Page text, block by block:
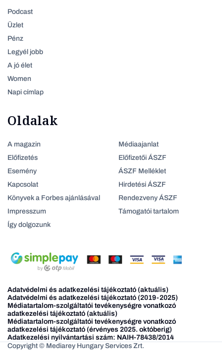
Podcast
Üzlet
Pénz
Legyél jobb
A jó élet
Women
Napi címlap
Oldalak
A magazin
Előfizetés
Esemény
Kapcsolat
Könyvek a Forbes ajánlásával
Impresszum
Így dolgozunk
Médiaajanlat
Előfizetői ÁSZF
ÁSZF Melléklet
Hirdetési ÁSZF
Rendezveny ÁSZF
Támogatói tartalom
Adatvédelmi és adatkezelési tájékoztató (aktuális)
Adatvédelmi és adatkezelési tájékoztató (2019-2025)
Médiatartalom-szolgáltatói tevékenységre vonatkozó
adatkezelési tájékoztató (aktuális)
Médiatartalom-szolgáltatói tevékenységre vonatkozó
adatkezelési tájékoztató (érvényes 2025. októberig)
Adatkezelési nyilvántartási szám: NAIH-78438/2014
Copyright © Mediarey Hungary Services Zrt.